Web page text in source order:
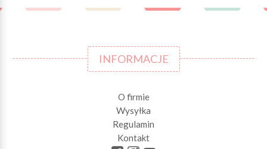
INFORMACJE
O firmie
Wysyłka
Regulamin
Kontakt